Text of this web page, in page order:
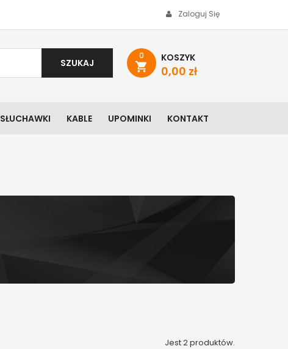
SZUKAJ
0
shopping_cart
KOSZYK
0,00 zł
Zaloguj Się
SŁUCHAWKI KABLE UPOMINKI KONTAKT
Jest 2 produktów.